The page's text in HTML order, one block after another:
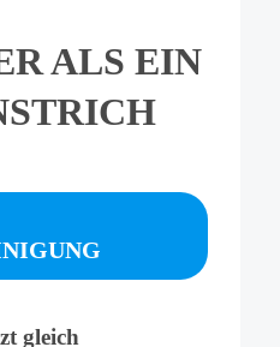
ALS EIN
gleich